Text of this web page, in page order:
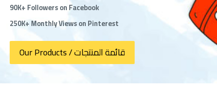
90K+ Followers on Facebook
250K+ Monthly Views on Pinterest
Our Products / قائمة المنتجات